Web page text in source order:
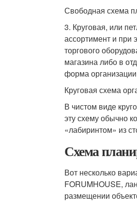
Свободная схема
3. Круговая, или
ассортимент и
торгового
магазина либо в
форма
Круговая схема
В чистом виде
эту схему обычно
«лабиринтом» из
Схема
Вот несколько
FORUMHOUSE,
размещении